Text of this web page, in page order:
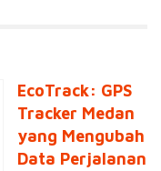
EcoTrack: GPS
Tracker Medan
yang Mengubah
Data Perjalanan